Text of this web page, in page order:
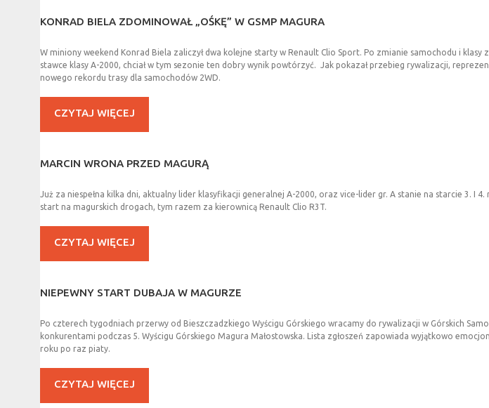
KONRAD BIELA ZDOMINOWAŁ „OŚKĘ” W GSMP MAGURA
W miniony weekend Konrad Biela zaliczył dwa kolejne starty w Renault Clio Sport. Po zmianie samochodu i
stawce klasy A-2000, chciał w tym sezonie ten dobry wynik powtórzyć. Jak pokazał przebieg rywalizacji,
nowego rekordu trasy dla samochodów 2WD.
CZYTAJ WIĘCEJ
MARCIN WRONA PRZED MAGURĄ
Już za niespełna kilka dni, aktualny lider klasyfikacji generalnej A-2000, oraz vice-lider gr. A stanie na starcie 3.
start na magurskich drogach, tym razem za kierownicą Renault Clio R3T.
CZYTAJ WIĘCEJ
NIEPEWNY START DUBAJA W MAGURZE
Po czterech tygodniach przerwy od Bieszczadzkiego Wyścigu Górskiego wracamy do rywalizacji w Górskich
konkurentami podczas 5. Wyścigu Górskiego Magura Małostowska. Lista zgłoszeń zapowiada wyjątkowo
roku po raz piaty.
CZYTAJ WIĘCEJ